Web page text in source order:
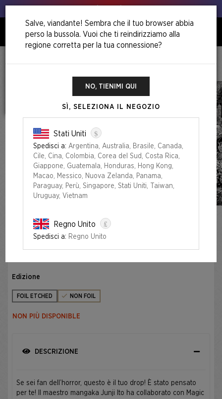
Edizione
FOIL ETCHED NON FOIL
NON PIÙ DISPONIBLE
DESCRIZIONE
Se sei fan dell’horror, questo è il tuo drop! È stato pensato
per te! Il maestro mangaka Junji Ito ha collaborato con Magic
Salve, viandante! Sembra che il tuo browser abbia
perso la bussola. Vuoi che ti reindirizziamo alla
regione corretta per la tua connessione?
NO, TIENIMI QUI
SÌ, SELEZIONA IL NEGOZIO
Stati Uniti $
Spedisci a: Argentina, Australia, Brasile, Canada,
Cile, Cina, Colombia, Corea del Sud, Costa Rica,
Giappone, Guatemala, Honduras, Hong Kong,
Macao, Messico, Nuova Zelanda, Panama,
Paraguay, Perù, Singapore, Stati Uniti, Taiwan,
Uruguay, Vietnam
Regno Unito £
Spedisci a: Regno Unito